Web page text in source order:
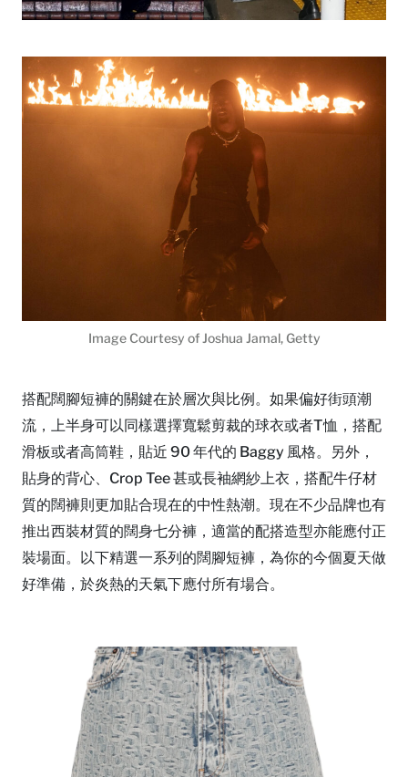
Image Courtesy of Joshua Jamal, Getty
搭配闊腳短褲的關鍵在於層次與比例。如果偏好街頭潮
流，上半身可以同樣選擇寬鬆剪裁的球衣或者T恤，搭配
滑板或者高筒鞋，貼近 90 年代的 Baggy 風格。另外，
貼身的背心、Crop Tee 甚或長袖網紗上衣，搭配牛仔材
質的闊褲則更加貼合現在的中性熱潮。現在不少品牌也有
推出西裝材質的闊身七分褲，適當的配搭造型亦能應付正
裝場面。以下精選一系列的闊腳短褲，為你的今個夏天做
好準備，於炎熱的天氣下應付所有場合。